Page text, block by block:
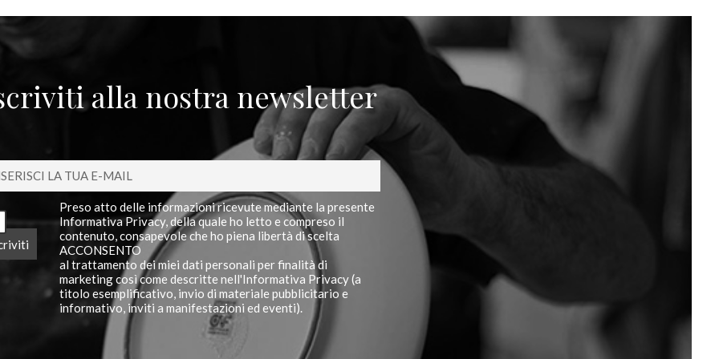
alla nostra newsletter
Preso atto delle informazioni ricevute mediante la presente
Informativa Privacy, della quale ho letto e compreso il
contenuto, consapevole che ho piena libertà di scelta
ACCONSENTO
al trattamento dei miei dati personali per finalità di
marketing così come descritte nell'Informativa Privacy (a
titolo esemplificativo, invio di materiale pubblicitario e
informativo, inviti a manifestazioni ed eventi).